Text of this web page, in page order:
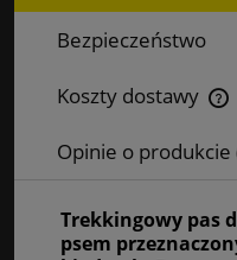
Bezpieczeństwo
Koszty dostawy
Cena nie zawiera
Opinie o produkcie
Trekkingowy pas
psem